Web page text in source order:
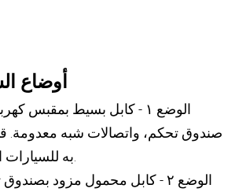
أوضاع
الوضع ١ - كابل بسيط بمقبس
صندوق تحكم، واتصالات شبه معدومة.
الوضع ٢ - كابل محمول مزود